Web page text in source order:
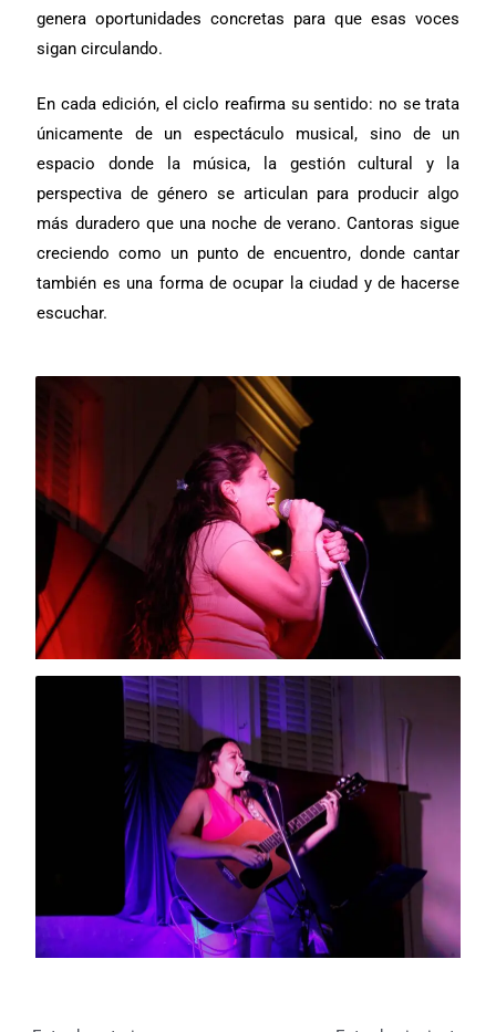
genera oportunidades concretas para que esas voces
sigan circulando.
En cada edición, el ciclo reafirma su sentido: no se trata
únicamente de un espectáculo musical, sino de un
espacio donde la música, la gestión cultural y la
perspectiva de género se articulan para producir algo
más duradero que una noche de verano. Cantoras sigue
creciendo como un punto de encuentro, donde cantar
también es una forma de ocupar la ciudad y de hacerse
escuchar.